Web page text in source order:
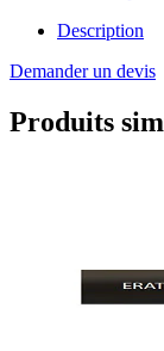
Description
Demander un devis
Produits